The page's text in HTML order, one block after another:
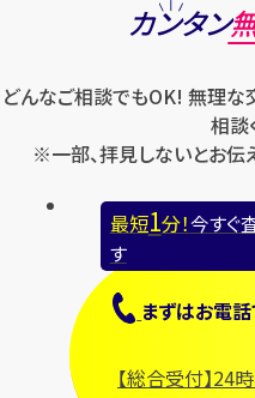
カンタン
どんなご相談でもOK! 無理な
相談
※一部、拝見しないとお伝
最短1分！今すぐ
す
まずはお電話
【総合受付】24